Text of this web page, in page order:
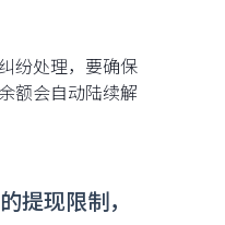
纷处理，要确保
额会自动陆续解
提现限制，